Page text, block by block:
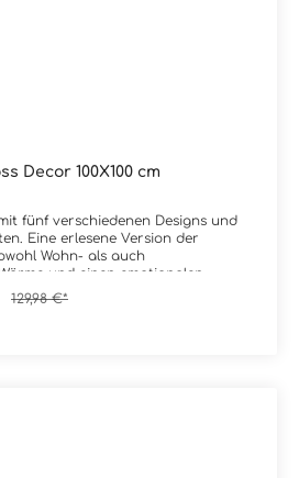
Decor 100X100 cm
fünf verschiedenen Designs und
Eine erlesene Version der
Wohn- als auch
und einen emotionalen
99,55x99,55 cmStärke: 10
129,98 €*